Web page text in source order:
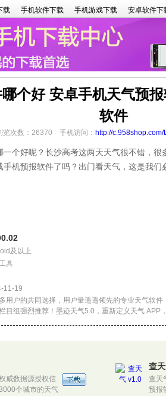
载 手机软件下载 手机游戏下载 安卓软件下
个好 安卓手机天气预
软件
次数：26370 手机访问： http://c.958shop.com/
好呢？长沙高考这两天天气很不错，很
机预报软件了吗？出门看天气，这是我
及以上
具
11-19
用户的共同选择，用户量遥遥领先的专业天气软件
目组强烈推荐！墨迹天气5.0，重新定义天气 APP
威数据源授权信
个城市的天气
查
查天
预报